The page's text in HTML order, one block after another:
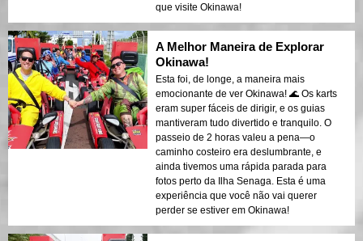
que visite Okinawa!
A Melhor Maneira de Explorar
Okinawa!
Esta foi, de longe, a maneira mais
emocionante de ver Okinawa! 🌊 Os karts
eram super fáceis de dirigir, e os guias
mantiveram tudo divertido e tranquilo. O
passeio de 2 horas valeu a pena—o
caminho costeiro era deslumbrante, e
ainda tivemos uma rápida parada para
fotos perto da Ilha Senaga. Esta é uma
experiência que você não vai querer
perder se estiver em Okinawa!